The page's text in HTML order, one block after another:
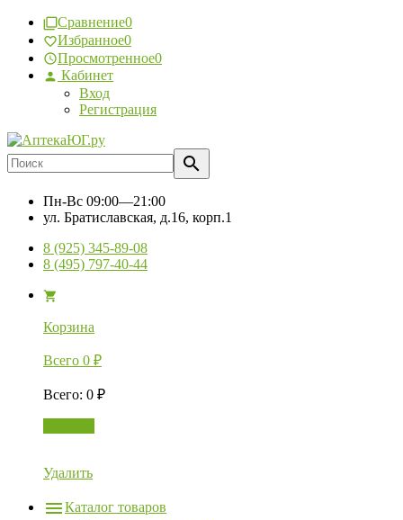
Сравнение0
Избранное0
Просмотренное0
Кабинет
Вход
Регистрация
Пн-Вс 09:00—21:00
ул. Братиславская, д.16, корп.1
8 (925) 345-89-08
8 (495) 797-40-44
Корзина
Всего 0 ₽
Всего: 0 ₽
Удалить
Каталог товаров